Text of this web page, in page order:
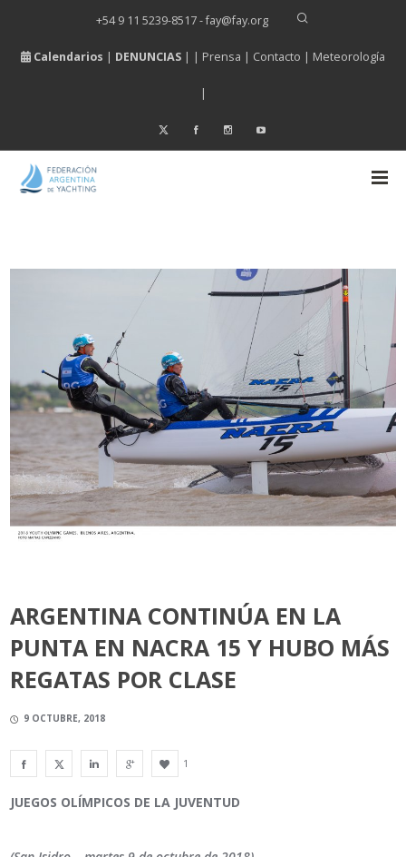
+54 9 11 5239-8517 - fay@fay.org
Calendarios | DENUNCIAS | | Prensa | Contacto | Meteorología
|
ARGENTINA CONTINÚA EN LA
PUNTA EN NACRA 15 Y HUBO MÁS
REGATAS POR CLASE
9 OCTUBRE, 2018
1
JUEGOS OLÍMPICOS DE LA JUVENTUD